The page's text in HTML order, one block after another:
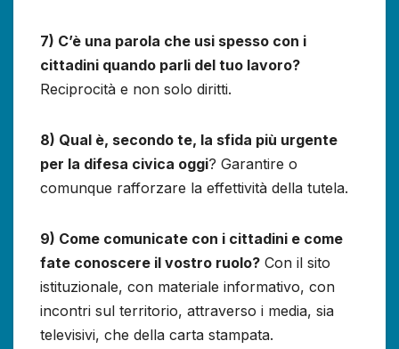
7) C’è una parola che usi spesso con i
cittadini quando parli del tuo lavoro?
Reciprocità e non solo diritti.
8) Qual è, secondo te, la sfida più urgente
per la difesa civica oggi? Garantire o
comunque rafforzare la effettività della tutela.
9) Come comunicate con i cittadini e come
fate conoscere il vostro ruolo? Con il sito
istituzionale, con materiale informativo, con
incontri sul territorio, attraverso i media, sia
televisivi, che della carta stampata.